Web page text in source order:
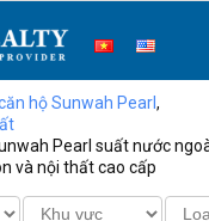
hộ Sunwah Pearl,
Pearl suất nước
và nội thất cao cấp